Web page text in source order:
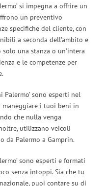
si impegna a offrire un
un preventivo
specifiche del cliente, con
a seconda dell’ambito e
una stanza o un’intera
e le competenze per
sono esperti nel
maneggiare i tuoi beni in
che nulla venga
utilizzano veicoli
da Palermo a Gamprin.
sono esperti e formati
senza intoppi. Sia che tu
puoi contare su di